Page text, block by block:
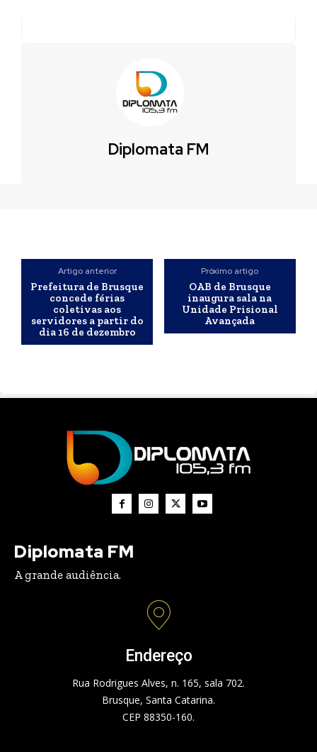
Diplomata FM
Artigo anterior
Prefeitura de Brusque
concede férias
coletivas aos
servidores a partir do
dia 16 de dezembro
Próximo artigo
OAB de Brusque
inaugura sala na
Unidade Prisional
Avançada
Diplomata FM
A grande audiência.
Endereço
Rua Rodrigues Alves, n. 165, sala 702.
Brusque, Santa Catarina.
CEP 88350-160.